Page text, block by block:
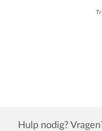
Hulp nodig?